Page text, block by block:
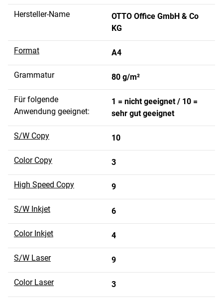
Hersteller-Name
OTTO Office GmbH & Co
KG
Format A4
Grammatur 80 g/m²
Für folgende
Anwendung geeignet:
1 = nicht geeignet / 10 =
sehr gut geeignet
S/W Copy 10
Color Copy 3
High Speed Copy 9
S/W Inkjet 6
Color Inkjet 4
S/W Laser 9
Color Laser 3